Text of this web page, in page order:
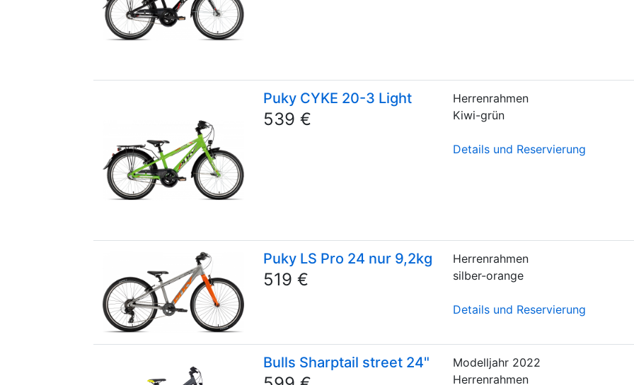
Puky CYKE 20-3 Light
539 €
Herrenrahmen
Kiwi-grün
Details und Reservierung
Puky LS Pro 24 nur 9,2kg
519 €
Herrenrahmen
silber-orange
Details und Reservierung
Bulls Sharptail street 24" Modelljahr 2022
Herrenrahmen